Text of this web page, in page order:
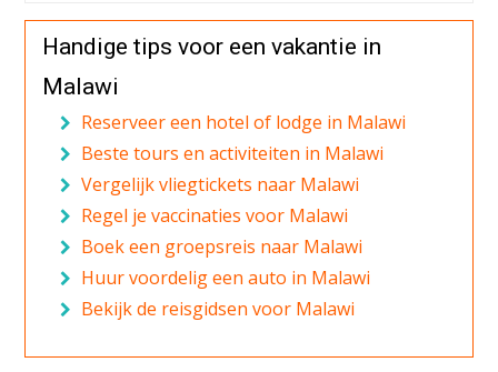
Handige tips voor een vakantie in
Malawi
Reserveer een hotel of lodge in Malawi
Beste tours en activiteiten in Malawi
Vergelijk vliegtickets naar Malawi
Regel je vaccinaties voor Malawi
Boek een groepsreis naar Malawi
Huur voordelig een auto in Malawi
Bekijk de reisgidsen voor Malawi